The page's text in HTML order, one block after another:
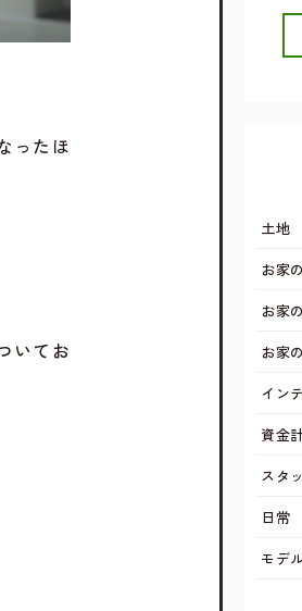
ったほ
いてお
土地
お家
お家
お家
イン
資金
スタ
日常
モデ